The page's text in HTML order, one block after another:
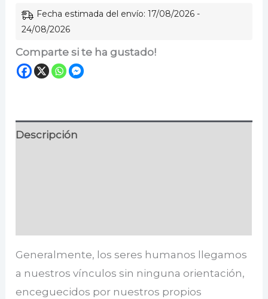
Fecha estimada del envío: 17/08/2026 -
24/08/2026
Comparte si te ha gustado!
Descripción
Generalmente, los seres humanos llegamos
a nuestros vínculos sin ninguna orientación,
enceguecidos por nuestros propios